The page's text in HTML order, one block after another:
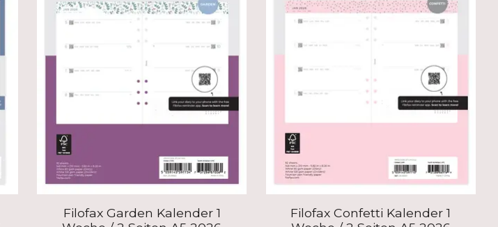
Filofax Garden Kalender 1
Filofax Confetti Kalender 1